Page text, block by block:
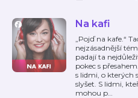
Na kafi
„Pojď na kafe.“
nejzásadnější
padají ta
pokec s
s lidmi, o kterých
slyšet. S lidmi,
mohou p…